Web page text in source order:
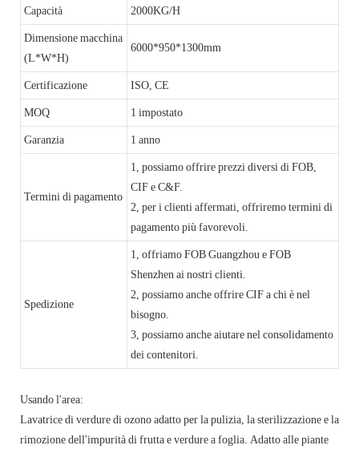
Capacità 2000KG/H
Dimensione macchina
(L*W*H)
6000*950*1300mm
Certificazione ISO, CE
MOQ 1 impostato
Garanzia 1 anno
Termini di pagamento
1, possiamo offrire prezzi diversi di FOB,
CIF e C&F.
2, per i clienti affermati, offriremo termini di
pagamento più favorevoli.
Spedizione
1, offriamo FOB Guangzhou e FOB
Shenzhen ai nostri clienti.
2, possiamo anche offrire CIF a chi è nel
bisogno.
3, possiamo anche aiutare nel consolidamento
dei contenitori.
Usando l'area:
Lavatrice di verdure di ozono adatto per la pulizia, la sterilizzazione e la
rimozione dell'impurità di frutta e verdure a foglia. Adatto alle piante